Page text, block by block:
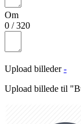
Om
0 /320
Upload billeder -
Upload billede til